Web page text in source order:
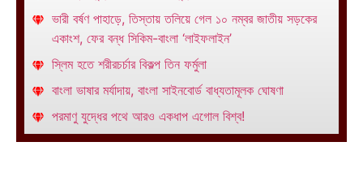
ভারী বর্ষণ পাহাড়ে, তিস্তায় তলিয়ে গেল ১০ নম্বর জাতীয় সড়কের
একাংশ, ফের বন্ধ সিকিম-বাংলা ‘লাইফলাইন’
স্লিম হতে শরীরচর্চার বিকল্প তিন ফর্মুলা
বাংলা ভাষার মর্যাদায়, বাংলা সাইনবোর্ড বাধ্যতামূলক ঘোষণা
পরমাণু যুদ্ধের পথে আরও একধাপ এগোল বিশ্ব!